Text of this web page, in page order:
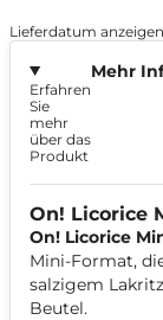
Lieferdatum anzeigen
Mehr
Erfahren
Sie
mehr
über das
Produkt
On! Licorice
On! Licorice
Mini-Format,
salzigem
Beutel.